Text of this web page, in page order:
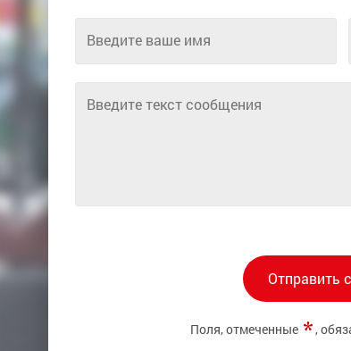
Введите ваше имя
Введите текст сообщения
Отправить
Поля, отмеченные ,